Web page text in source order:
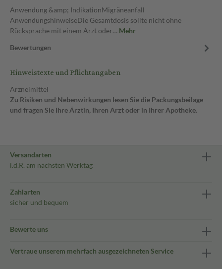
Anwendung &amp; IndikationMigräneanfall
AnwendungshinweiseDie Gesamtdosis sollte nicht ohne
Rücksprache mit einem Arzt oder… Mehr
Bewertungen
Hinweistexte und Pflichtangaben
Arzneimittel
Zu Risiken und Nebenwirkungen lesen Sie die Packungsbeilage
und fragen Sie Ihre Ärztin, Ihren Arzt oder in Ihrer Apotheke.
Versandarten
i.d.R. am nächsten Werktag
Zahlarten
sicher und bequem
Bewerte uns
Vertraue unserem mehrfach ausgezeichneten Service